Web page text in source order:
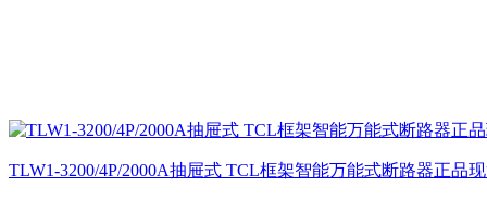
TLW1-3200/4P/2000A抽屉式 TCL框架智能万能式断路器正品